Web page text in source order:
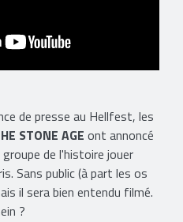
de presse au Hellfest, les
STONE AGE ont annoncé
de l'histoire jouer
Sans public (à part les os
il sera bien entendu filmé.
?